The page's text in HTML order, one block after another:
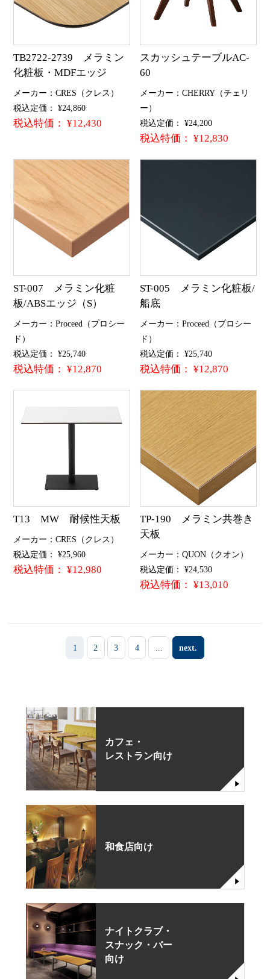
TB2722-2739 メラミン
化粧板・MDFエッジ
メーカー：CRES（クレス）
税込定価： ¥24,860
税込特価： ¥12,430
スカッシュテーブルAC-
60
メーカー：CHERRY（チェリ
ー）
税込定価： ¥24,200
税込特価： ¥12,830
ST-007 メラミン化粧
板/ABSエッジ（S）
メーカー：Proceed（プロシー
ド）
税込定価： ¥25,740
税込特価： ¥12,870
ST-005 メラミン化粧板/
船底
メーカー：Proceed（プロシー
ド）
税込定価： ¥25,740
税込特価： ¥12,870
T13 MW 耐候性天板
メーカー：CRES（クレス）
税込定価： ¥25,960
税込特価： ¥12,980
TP-190 メラミン共巻き
天板
メーカー：QUON（クオン）
税込定価： ¥24,530
税込特価： ¥13,010
1 2 3 4 ... next.
カフェ・
レストラン向け
和食店向け
ナイトクラブ・
スナック・バー
向け